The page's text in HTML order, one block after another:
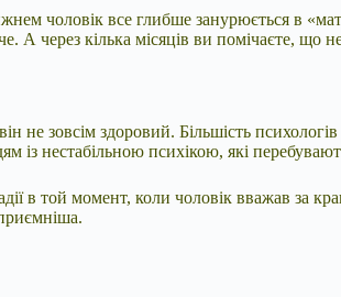
чоловік все глибше занурюється в
А через кілька місяців ви помічаєте, що
не зовсім здоровий. Більшість
нестабільною психікою, які
в той момент, коли чоловік вважав за